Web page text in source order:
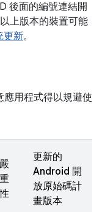
後面的編號連結開
上版本的裝置可能
更新。
用程式得以規避使
嚴
重
性
更新的
Android 開
放原始碼計
畫版本